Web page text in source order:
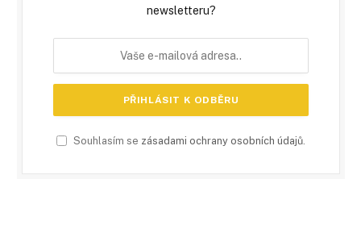
newsletteru?
Souhlasím se zásadami ochrany osobních údajů.